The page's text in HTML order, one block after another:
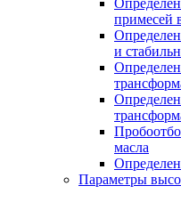
примесей
и
масла
Параметры